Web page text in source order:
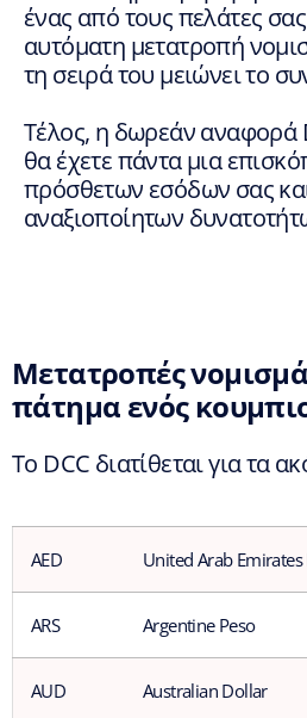
ένας από τους πελάτες
αυτόματη μετατροπή
τη σειρά του μειώνει το
Τέλος, η δωρεάν αναφορά
θα έχετε πάντα μια
πρόσθετων εσόδων σας
αναξιοποίητων
Μετατροπές
πάτημα ενός
Το DCC διατίθεται για τα
AED United Arab
ARS Argentine Peso
AUD Australian Dollar